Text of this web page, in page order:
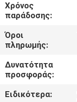
ΈΛΕΓΧΟΣ
ΠΟΙΌΤΗΤΑΣ
ΕΙΔΉΣΕΙΣ
ΥΠΟΘΈΣΕΙΣ
Χρόνος
παράδοσης:
Όροι
πληρωμής:
Δυνατότητα
προσφοράς:
Ειδικότερα: